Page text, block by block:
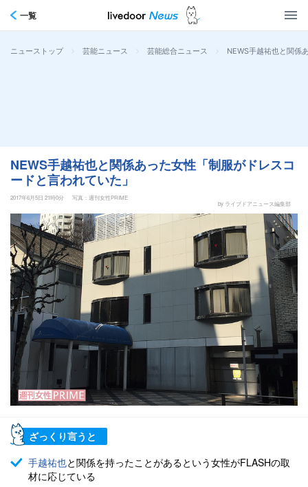
一覧
ニューストップ > 芸能ニュース > 芸能総合ニュース > NEWS手越祐也と関係
NEWS手越祐也と関係あった女性「制服がドレスコ
ードと言われていた」
2017年6月5日 21時0分
写真：週刊女性PRIME
by ライブドアニュース編集部
ざっくり言うと
手越祐也と関係を持ったことがあるという女性がFLASHの取
材に応じている